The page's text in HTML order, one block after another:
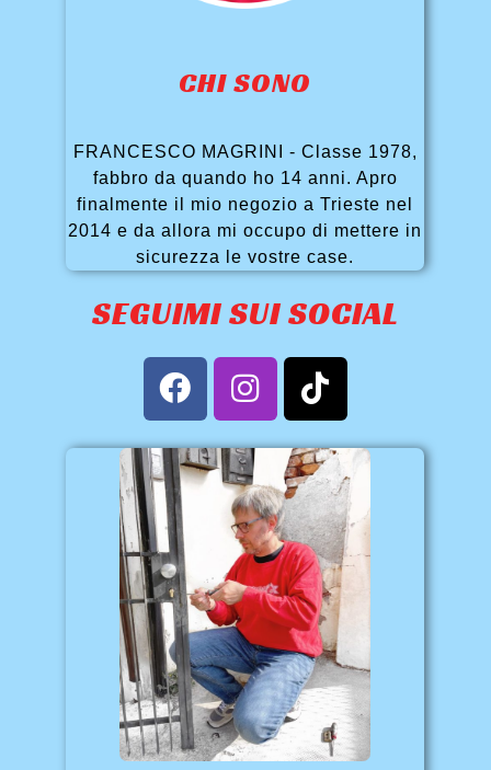
CHI SONO
FRANCESCO MAGRINI - Classe 1978,
fabbro da quando ho 14 anni. Apro
finalmente il mio negozio a Trieste nel
2014 e da allora mi occupo di mettere in
sicurezza le vostre case.
SEGUIMI SUI SOCIAL